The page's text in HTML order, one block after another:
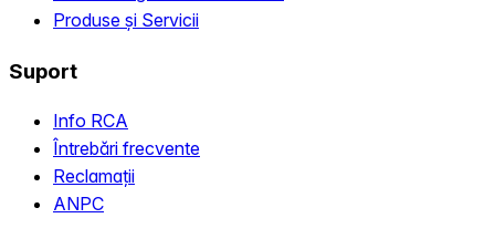
Produse și Servicii
Suport
Info RCA
Întrebări frecvente
Reclamații
ANPC